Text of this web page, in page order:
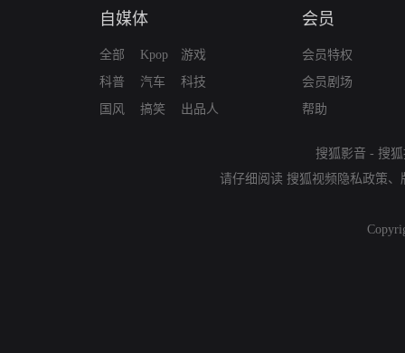
自媒体
全部
科普
国风
Kpop
汽车
搞笑
游戏
科技
出品人
会员
会员特权
会员剧场
帮助
搜狐影音 - 搜
请仔细阅读 搜狐视频隐私政策、